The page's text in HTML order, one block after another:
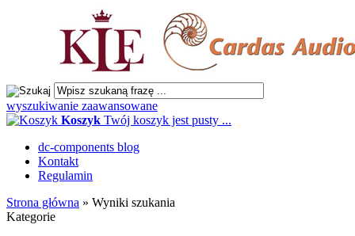
wyszukiwanie zaawansowane
Koszyk Twój koszyk jest pusty ...
dc-components blog
Kontakt
Regulamin
Strona główna » Wyniki szukania
Kategorie